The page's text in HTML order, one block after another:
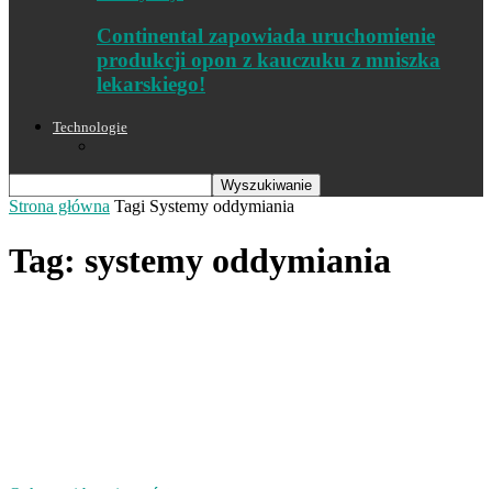
Continental zapowiada uruchomienie
produkcji opon z kauczuku z mniszka
lekarskiego!
Technologie
Strona główna Tagi Systemy oddymiania
Tag: systemy oddymiania